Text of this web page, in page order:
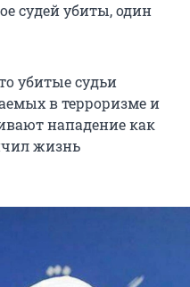
судей убиты, один
убитые судьи
в терроризме и
нападение как
жизнь